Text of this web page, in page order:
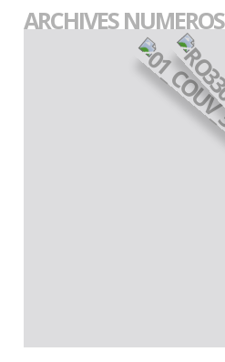
ARCHIVES NUMEROS